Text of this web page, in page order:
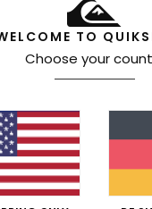
5/5
27. April 2026
- Italiano
Leistungs-
TO
Choose your